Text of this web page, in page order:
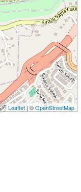
Leaflet| ©OpenStreetMap